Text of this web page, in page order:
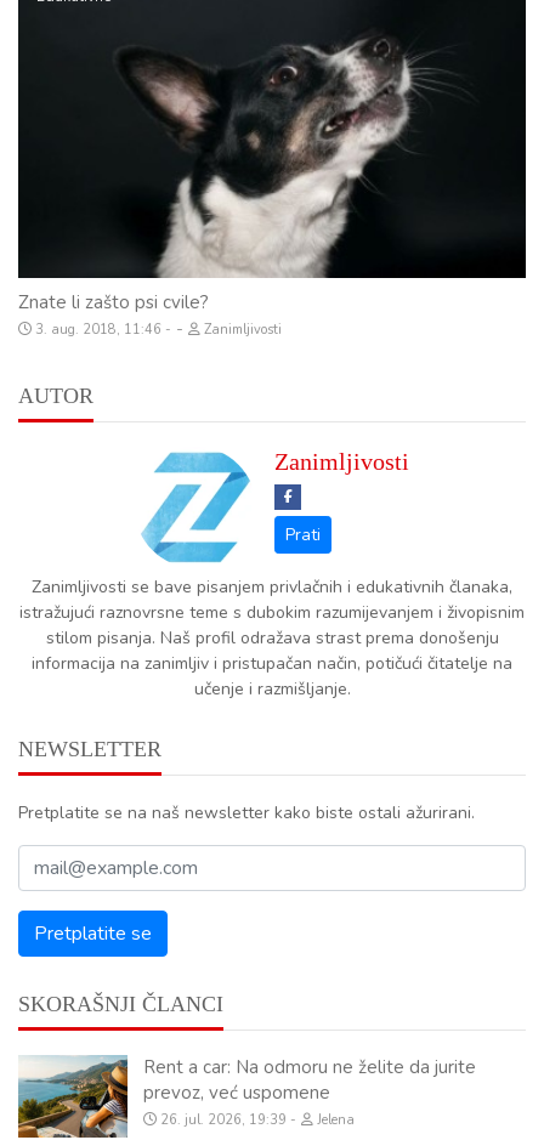
Znate li zašto psi cvile?
3. aug. 2018, 11:46 - Zanimljivosti
AUTOR
Zanimljivosti
Zanimljivosti se bave pisanjem privlačnih i edukativnih članaka,
istražujući raznovrsne teme s dubokim razumijevanjem i živopisnim
stilom pisanja. Naš profil odražava strast prema donošenju
informacija na zanimljiv i pristupačan način, potičući čitatelje na
učenje i razmišljanje.
NEWSLETTER
Pretplatite se na naš newsletter kako biste ostali ažurirani.
SKORAŠNJI ČLANCI
Rent a car: Na odmoru ne želite da jurite
prevoz, već uspomene
26. jul. 2026, 19:39 Jelena